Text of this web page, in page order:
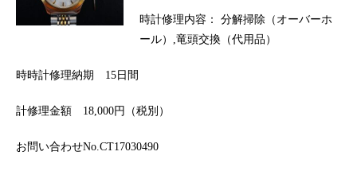
時計修理内容： 分解掃除（オーバーホ
ール）,竜頭交換（代用品）
時時計修理納期 15日間
計修理金額 18,000円（税別）
お問い合わせNo.CT17030490